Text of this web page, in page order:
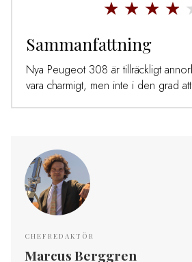
Sammanfattning
Nya Peugeot 308 är tillräckligt
vara charmigt, men inte i den grad
CHEFREDAKTÖR
Marcus Berggren